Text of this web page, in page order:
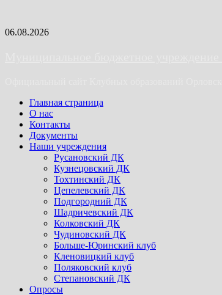
Skip
06.08.2026
Primary
Menu
Главная страница
О нас
Контакты
Документы
Наши учреждения
Русановский ДК
Кузнецовский ДК
Тохтинский ДК
Цепелевский ДК
Подгородний ДК
Шадричевский ДК
Колковский ДК
Чудиновский ДК
Больше-Юринский клуб
Кленовицкий клуб
Поляковский клуб
Степановский ДК
Опросы